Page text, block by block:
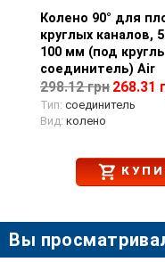
Просмотр
Колено 90° для
круглых каналов,
100 мм (под
соединитель) Air
298.12 грн 268.31
Тип: соединитель
Вид: колено
Вы